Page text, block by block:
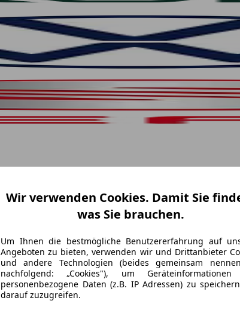
Wir verwenden Cookies. Damit Sie
was Sie brauchen.
Um Ihnen die bestmögliche Benutzererfahrung auf
Angeboten zu bieten, verwenden wir und Drittanbieter
und andere Technologien (beides gemeinsam
nachfolgend: „Cookies"), um
personenbezogene Daten (z.B. IP Adressen) zu
darauf zuzugreifen.